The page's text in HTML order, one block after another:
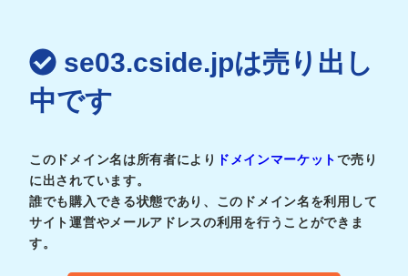
se03.cside.jpは売り出し
中です
このドメイン名は所有者により ドメインマーケットで売り
に出されています。
誰でも購入できる状態であり、このドメイン名を利用して
サイト運営やメールアドレスの利用を行うことができま
す。